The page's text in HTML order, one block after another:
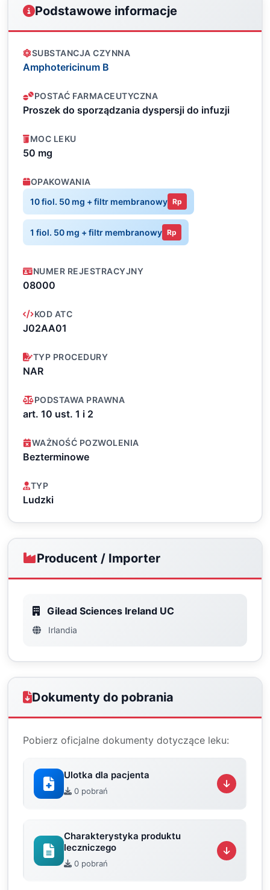
Podstawowe informacje
SUBSTANCJA CZYNNA
Amphotericinum B
POSTAĆ FARMACEUTYCZNA
Proszek do sporządzania dyspersji do infuzji
MOC LEKU
50 mg
OPAKOWANIA
10 fiol. 50 mg + filtr membranowy Rp
1 fiol. 50 mg + filtr membranowy Rp
NUMER REJESTRACYJNY
08000
KOD ATC
J02AA01
TYP PROCEDURY
NAR
PODSTAWA PRAWNA
art. 10 ust. 1 i 2
WAŻNOŚĆ POZWOLENIA
Bezterminowe
TYP
Ludzki
Producent / Importer
Gilead Sciences Ireland UC
Irlandia
Dokumenty do pobrania
Pobierz oficjalne dokumenty dotyczące leku:
Ulotka dla pacjenta
0 pobrań
Charakterystyka produktu
leczniczego
0 pobrań